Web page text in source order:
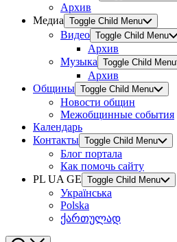
Архив
Медиа Toggle Child Menu
Видео Toggle Child Menu
Архив
Музыка Toggle Child Menu
Архив
Общины Toggle Child Menu
Новости общин
Межобщинные события
Календарь
Контакты Toggle Child Menu
Блог портала
Как помочь сайту
PL UA GE Toggle Child Menu
Українська
Polska
ქართულად